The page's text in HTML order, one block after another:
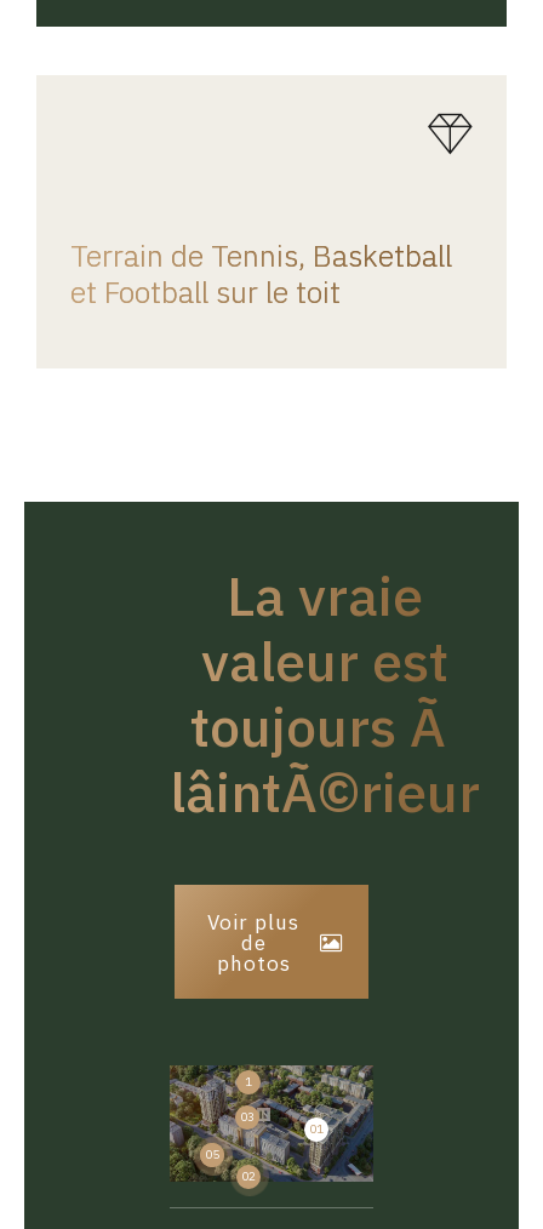
Terrain de Tennis, Basketball
et Football sur le toit
La vraie
valeur est
toujours Ã
lâintÃ©rieur
Voir plus
de
photos
01
1
02
03
04
05